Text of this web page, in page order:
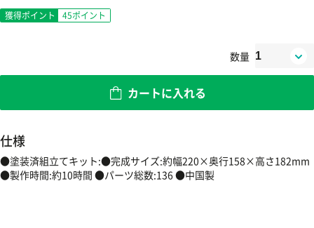
獲得ポイント 45ポイント
数量
カートに入れる
仕様
●塗装済組立てキット:●完成サイズ:約幅220×奥行158×高さ182mm
●製作時間:約10時間 ●パーツ総数:136 ●中国製